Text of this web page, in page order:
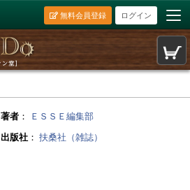
ログイン
無料会員登録
著者 ：
ＥＳＳＥ編集部
出版社 ： 扶桑社（雑誌）